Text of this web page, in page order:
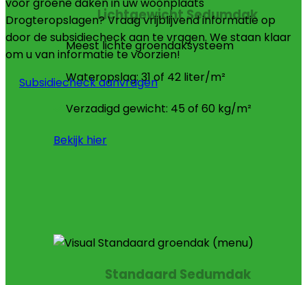
Lichtgewicht Sedumdak
Meest lichte groendaksysteem
Wateropslag: 31 of 42 liter/m²
Verzadigd gewicht: 45 of 60 kg/m²
Bekijk hier
Standaard Sedumdak
voor groene daken in uw woonplaats
Drogteropslagen? Vraag vrijblijvend informatie op
door de subsidiecheck aan te vragen. We staan klaar
om u van informatie te voorzien!
Subsidiecheck aanvragen